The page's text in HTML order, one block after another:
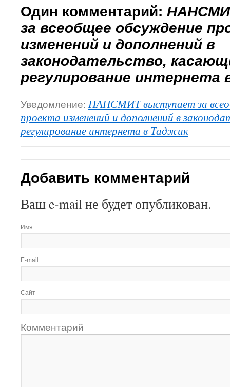
Один комментарий:
за всеобщее обсуждение
изменений и дополнений в
законодательство,
регулирование интернета
Уведомление: НАНСМИТ выступает за
проекта изменений и дополнений в
регулирование интернета в Таджик
Добавить комментарий
Ваш e-mail не будет опубликован.
Имя
E-mail
Сайт
Комментарий